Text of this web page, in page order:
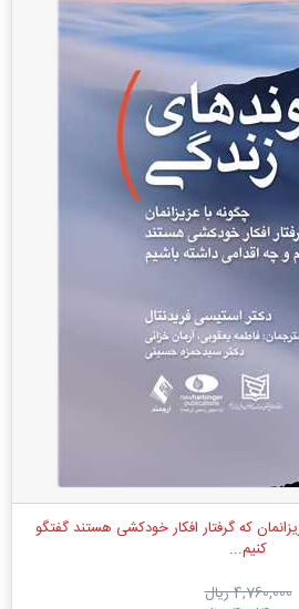
که گرفتار افکار خودکشی هستند گفتگو
کنیم...
4,760,000 ریال